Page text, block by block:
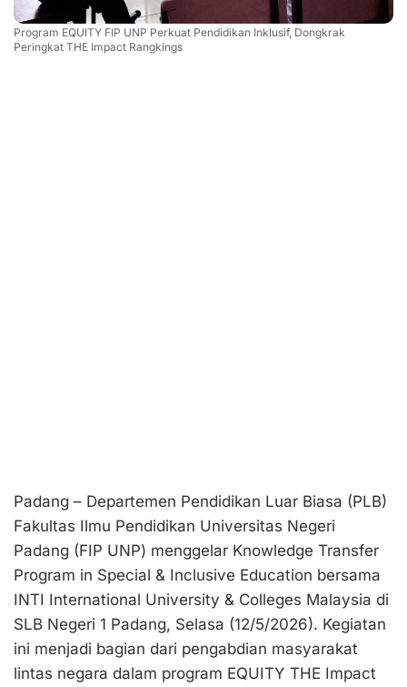
Program EQUITY FIP UNP Perkuat Pendidikan Inklusif, Dongkrak
Peringkat THE Impact Rangkings
Padang – Departemen Pendidikan Luar Biasa (PLB)
Fakultas Ilmu Pendidikan Universitas Negeri
Padang (FIP UNP) menggelar Knowledge Transfer
Program in Special & Inclusive Education bersama
INTI International University & Colleges Malaysia di
SLB Negeri 1 Padang, Selasa (12/5/2026). Kegiatan
ini menjadi bagian dari pengabdian masyarakat
lintas negara dalam program EQUITY THE Impact